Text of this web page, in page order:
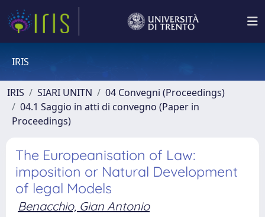
IRIS
IRIS SIARI UNITN
04 Convegni (Proceedings)
04.1 Saggio in atti di convegno (Paper in
Proceedings)
The Europeanisation of Law:
imposition or Natural Development
of legal Models
Benacchio, Gian Antonio